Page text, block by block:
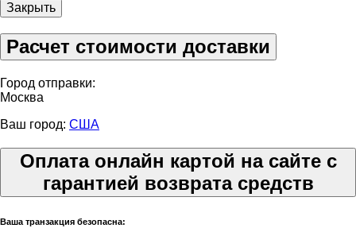
Закрыть
Расчет стоимости доставки
Город отправки:
Москва
Ваш город: США
Оплата онлайн картой на сайте с
гарантией возврата средств
Ваша транзакция безопасна: